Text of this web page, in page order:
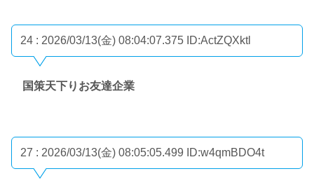
24 : 2026/03/13(金) 08:04:07.375 ID:ActZQXktl
国策天下りお友達企業
27 : 2026/03/13(金) 08:05:05.499 ID:w4qmBDO4t